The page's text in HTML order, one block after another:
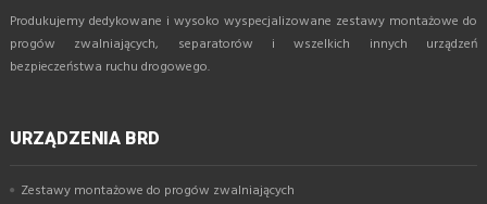
Produkujemy dedykowane i wysoko wyspecjalizowane zestawy montażowe do
progów zwalniających, separatorów i wszelkich innych urządzeń
bezpieczeństwa ruchu drogowego.
URZĄDZENIA BRD
Zestawy montażowe do progów zwalniających